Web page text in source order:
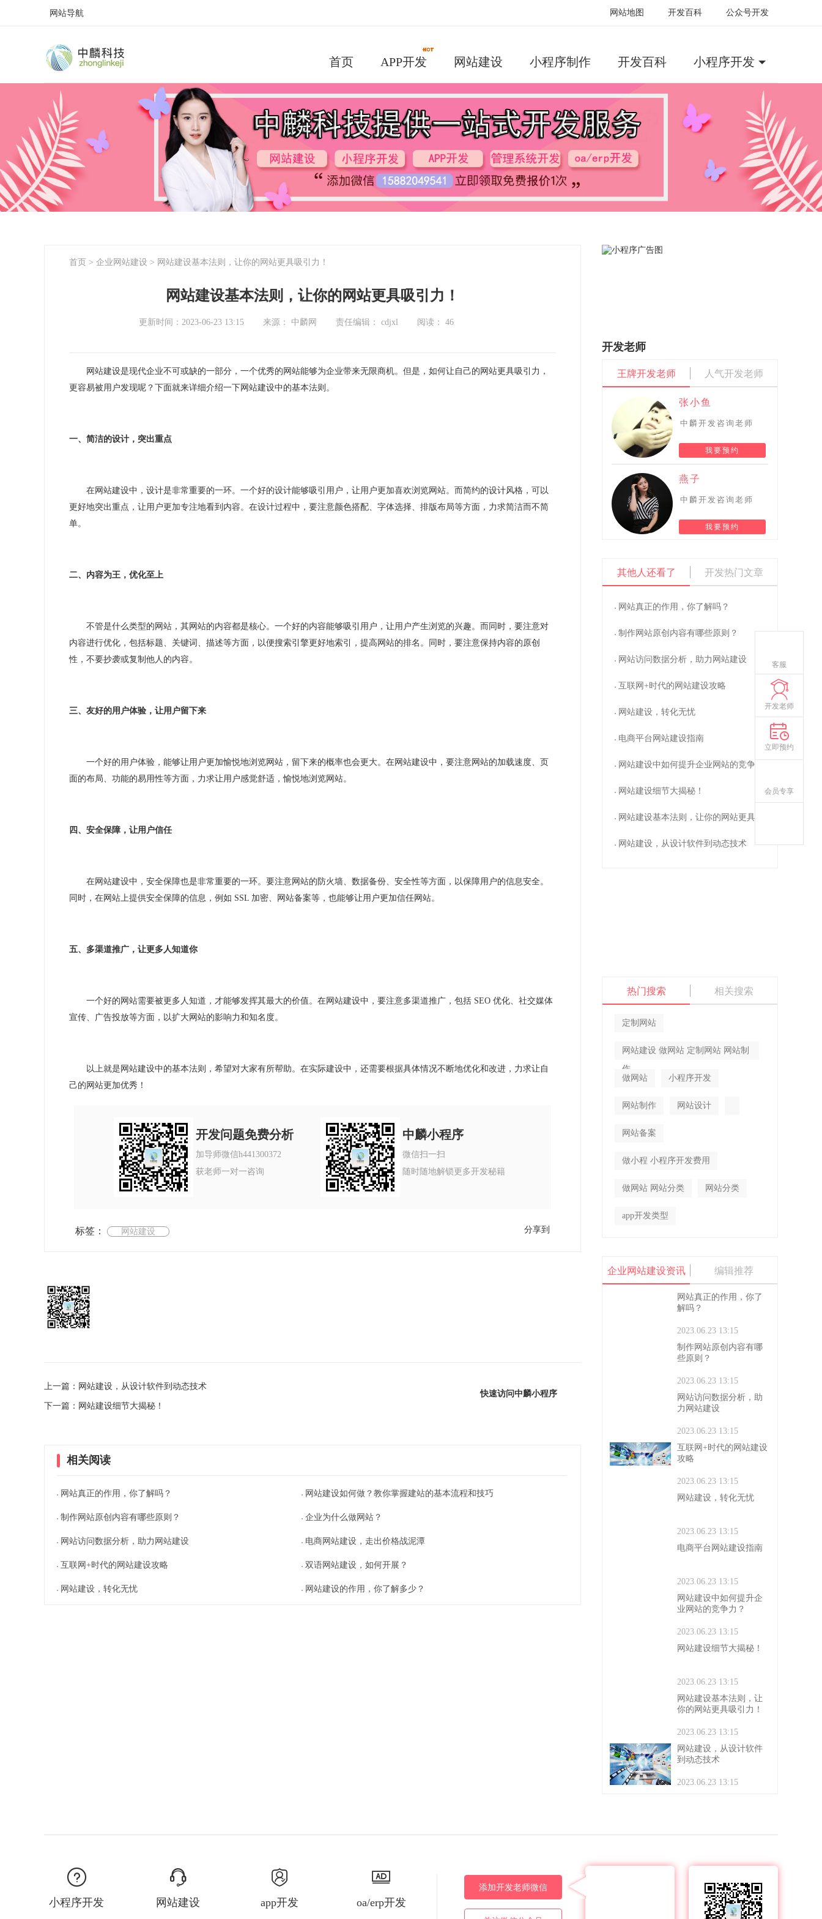
网站地图 开发百科 公众号开发
网站导航
首页 APP开发 网站建设 小程序制作 开发百科 小程序开发
首页 > 企业网站建设 > 网站建设基本法则，让你的网站更具吸引力！
网站建设基本法则，让你的网站更具吸引力！
更新时间：2023-06-23 13:15 来源： 中麟网 责任编辑： cdjxl 阅读： 46
网站建设是现代企业不可或缺的一部分，一个优秀的网站能够为企业带来无限商机。但是，如何让自己的网站更具吸引力，
更容易被用户发现呢？下面就来详细介绍一下网站建设中的基本法则。
一、 简洁的设计，突出重点
在网站建设中，设计是非常重要的一环。一个好的设计能够吸引用户，让用户更加喜欢浏览网站。而简约的设计风格，可以
更好地突出重点，让用户更加专注地看到内容。在设计过程中，要注意颜色搭配、字体选择、排版布局等方面，力求简洁而不简
单。
二、内容为王，优化至上
不管是什么类型的 网站， 其网站的内容都是核心。一个好的内容能够吸引用户，让用户产生浏览的兴趣。而同时，要注意对
内容进行优化，包括标题、关键词、描述等方面，以便搜索引擎更好地索引，提高网站的排名。同时，要注意保持内容的原创
性，不要抄袭或复制他人的内容。
三、友好的用户体验，让用户留下来
一个好的用户体验，能够让用户更加愉悦地浏览网站，留下来的概率也会更大。在网站建设中，要注意网站的加载速度、页
面的布局、功能的易用性等方面，力求让用户感觉舒适，愉悦地浏览网站。
四、安全保障，让用户信任
在网站建设中，安全保障也是非常重要的一环。要注意网站的防火墙、数据备份、安全性等方面，以保障用户的信息安全。
同时，在网站上提供安全保障的信息，例如 SSL 加密、网站备案等，也能够让用户更加信任网站。
五、多渠道推广，让更多人知道你
一个好的网站需要被更多人知道，才能够发挥其最大的价值。在网站建设中，要注意多渠道推广，包括 SEO 优化、社交媒体
宣传、广告投放等方面，以扩大网站的影响力和知名度。
以上就是网站建设中的基本法则，希望对大家有所帮助。在实际建设中，还需要根据具体情况不断地优化和改进，力求让自
己的网站更加优秀！
开发问题免费分析
加导师微信h441300372
获老师一对一咨询
中麟小程序
微信扫一扫
随时随地解锁更多开发秘籍
标签： 网站建设 分享到
上一篇：网站建设，从设计软件到动态技术
下一篇：网站建设细节大揭秘！
快速访问中麟小程序
相关阅读
网站真正的作用，你了解吗？
制作网站原创内容有哪些原则？
网站访问数据分析，助力网站建设
互联网+时代的网站建设攻略
网站建设，转化无忧
网站建设如何做？教你掌握建站的基本流程和技巧
企业为什么做网站？
电商网站建设，走出价格战泥潭
双语网站建设，如何开展？
网站建设的作用，你了解多少？
开发老师
王牌开发老师 人气开发老师
张小鱼
中麟开发咨询老师
我要预约
燕子
中麟开发咨询老师
我要预约
操作数据库失败Column 'id' in order clause
is ambiguous
sql:select * from y_dstd c left join
c.catid=51 order by id desc limit 0,2
Warning : mysql_fetch_assoc() expects
/www/wwwroot/www.cdzlkjgs.com/system/libs/
Warning: mysql_free_result() expects
parameter 1 to be resource, boolean given in
/www/wwwroot/www.cdzlkjgs.com/system/libs/
on line 77
其他人还看了 开发热门文章
网站真正的作用，你了解吗？
制作网站原创内容有哪些原则？
网站访问数据分析，助力网站建设
互联网+时代的网站建设攻略
网站建设，转化无忧
电商平台网站建设指南
网站建设中如何提升企业网站的竞争力？
网站建设细节大揭秘！
网站建设基本法则，让你的网站更具吸引力！
网站建设，从设计软件到动态技术
热门搜索 相关搜索
定制网站
网站建设 做网站 定制网站 网站制
作
做网站
小程序开发
网站制作 网站设计
网站备案
做小程 小程序开发费用
做网站 网站分类 网站分类
app开发类型
企业网站建设资讯 编辑推荐
网站真正的作用，你了
解吗？
2023.06.23 13:15
制作网站原创内容有哪
些原则？
2023.06.23 13:15
网站访问数据分析，助
力网站建设
2023.06.23 13:15
互联网+时代的网站建设
攻略
2023.06.23 13:15
网站建设，转化无忧
2023.06.23 13:15
电商平台网站建设指南
2023.06.23 13:15
网站建设中如何提升企
业网站的竞争力？
2023.06.23 13:15
网站建设细节大揭秘！
2023.06.23 13:15
网站建设基本法则，让
你的网站更具吸引力！
2023.06.23 13:15
网站建设，从设计软件
到动态技术
2023.06.23 13:15
小程序开发 网站建设 app开发 oa/erp开发
添加开发老师微信
客服
开发老师
立即预约
会员专享